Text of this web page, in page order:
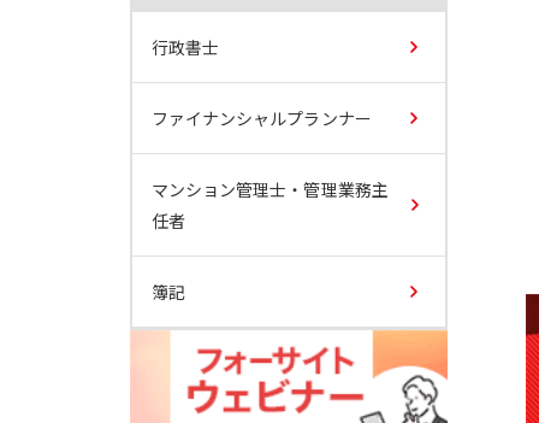
行政書士
ファイナンシャルプランナー
マンション管理士・管理業務主
任者
簿記